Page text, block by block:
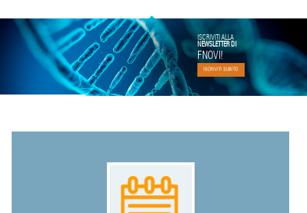
FNOVI!
ISCRIVITI SUBITO
ISCRIVITI ALLA
NEWSLETTER DI